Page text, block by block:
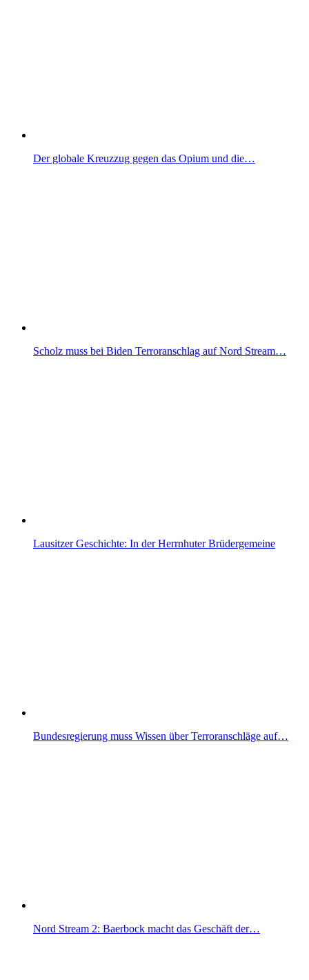
Der globale Kreuzzug gegen das Opium und die…
Scholz muss bei Biden Terroranschlag auf Nord Stream…
Lausitzer Geschichte: In der Herrnhuter Brüdergemeine
Bundesregierung muss Wissen über Terroranschläge auf…
Nord Stream 2: Baerbock macht das Geschäft der…